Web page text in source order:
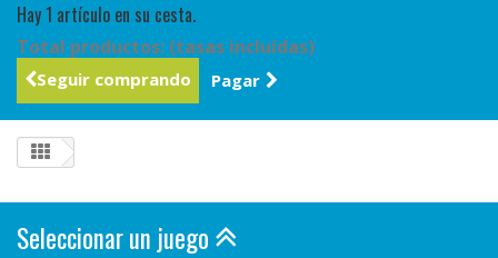
Hay 1 artículo en su cesta.
Total productos: (tasas incluídas)
Seguir comprando Pagar
Seleccionar un juego